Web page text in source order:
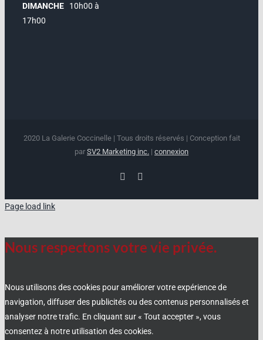
DIMANCHE 10h00 à
17h00
2020 La Galerie Coccinelle | Tous droits réservés | Conception fait
par SV2 Marketing inc. | connexion
Facebook
Page load link
Nous respectons votre vie privée.
Nous utilisons des cookies pour améliorer votre expérience de
navigation, diffuser des publicités ou des contenus personnalisés et
analyser notre trafic. En cliquant sur « Tout accepter », vous
consentez à notre utilisation des cookies.